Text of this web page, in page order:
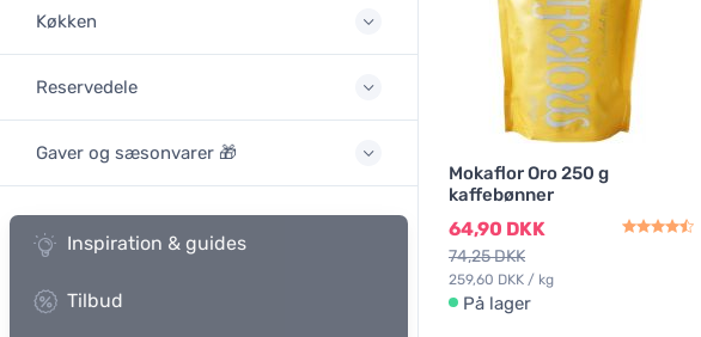
Køkken
Reservedele
Gaver og sæsonvarer 🎁
Inspiration & guides
Tilbud
Mokaflor Oro 250 g
kaffebønner
64,90 DKK
74,25 DKK
259,60 DKK / kg
På lager